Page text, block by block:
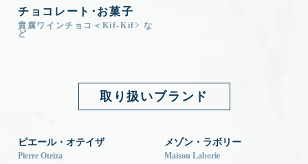
チョコレート･お菓子
貴腐ワインチョコ＜Kif-Kif> な
ど
取り扱いブランド
ピエール・オテイザ
Pierre Oteiza
メゾン・ラボリー
Maison Laborie